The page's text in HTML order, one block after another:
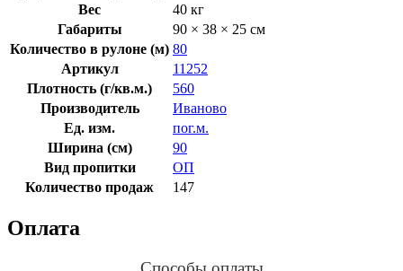
Вес
40 кг
Габариты
90 × 38 × 25 см
Количество в рулоне (м) 80
Артикул
11252
Плотность (г/кв.м.)
560
Производитель
Иваново
Ед. изм.
пог.м.
Ширина (см)
90
Вид пропитки
ОП
Количество продаж
147
Оплата